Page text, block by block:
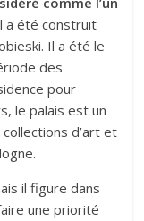
a été construit
Il a été le
des
pour
le palais est un
d’art et
il figure dans
une priorité